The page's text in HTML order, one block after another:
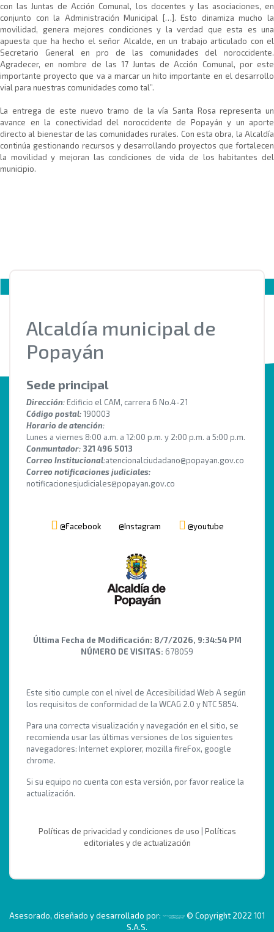
con las Juntas de Acción Comunal, los docentes y las asociaciones, en
conjunto con la Administración Municipal […]. Esto dinamiza mucho la
movilidad, genera mejores condiciones y la verdad que esta es una
apuesta que ha hecho el señor Alcalde, en un trabajo articulado con el
Secretario General en pro de las comunidades del noroccidente.
Agradecer, en nombre de las 17 Juntas de Acción Comunal, por este
importante proyecto que va a marcar un hito importante en el desarrollo
vial para nuestras comunidades como tal”.
La entrega de este nuevo tramo de la vía Santa Rosa representa un
avance en la conectividad del noroccidente de Popayán y un aporte
directo al bienestar de las comunidades rurales. Con esta obra, la Alcaldía
continúa gestionando recursos y desarrollando proyectos que fortalecen
la movilidad y mejoran las condiciones de vida de los habitantes del
municipio.
Alcaldía municipal de
Popayán
Sede principal
Dirección: Edificio el CAM, carrera 6 No.4-21
Código postal:190003
Horario de atención:
Lunes a viernes 8:00 a.m. a 12:00 p.m. y 2:00 p.m. a 5:00 p.m.
Conmuntador: 321 496 5013
Correo Institucional:atencionalciudadano@popayan.gov.co
Correo notificaciones judiciales:
notificacionesjudiciales@popayan.gov.co
@Facebook @Instagram @youtube
Última Fecha de Modificación: 8/7/2026, 9:34:54 PM
NÚMERO DE VISITAS: 678059
Este sitio cumple con el nivel de Accesibilidad Web A según
los requisitos de conformidad de la WCAG 2.0 y NTC 5854.
Para una correcta visualización y navegación en el sitio, se
recomienda usar las últimas versiones de los siguientes
navegadores: Internet explorer, mozilla fireFox, google
chrome.
Si su equipo no cuenta con esta versión, por favor realice la
actualización.
Políticas de privacidad y condiciones de uso
Políticas
editoriales y de actualización
Asesorado, diseñado y desarrollado por:
© Copyright 2022 101
S.A.S.